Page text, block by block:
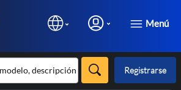
Menú
Registrarse